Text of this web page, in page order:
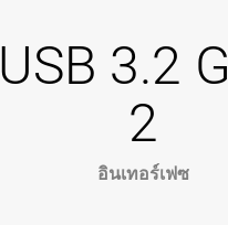
USB 3.2
2
อินเทอร์เฟซ